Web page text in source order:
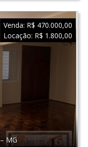
– MG
Venda: R$ 470.000,00
Locação: R$ 1.800,00